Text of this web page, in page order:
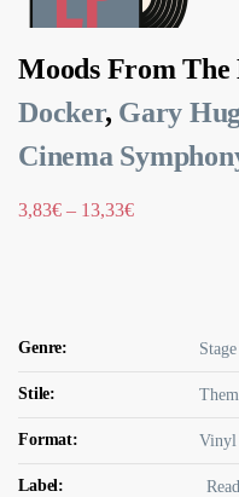
Moods From The
Docker, Gary
Cinema
3,83€ – 13,33€
Genre:
Stile:
Format: Vinyl
Label: